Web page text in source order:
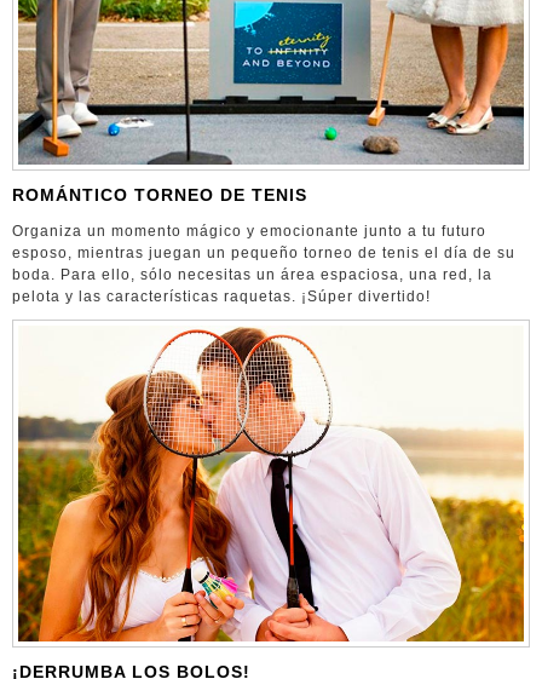
ROMÁNTICO TORNEO DE TENIS
Organiza un momento mágico y emocionante junto a tu futuro
esposo, mientras juegan un pequeño torneo de tenis el día de su
boda. Para ello, sólo necesitas un área espaciosa, una red, la
pelota y las características raquetas. ¡Súper divertido!
¡DERRUMBA LOS BOLOS!